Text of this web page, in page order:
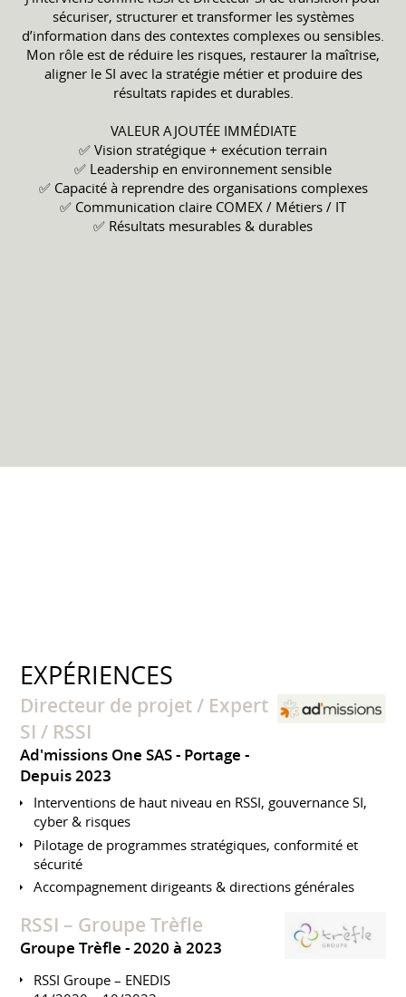
sécuriser, structurer et transformer les systèmes
d’information dans des contextes complexes ou sensibles.
Mon rôle est de réduire les risques, restaurer la maîtrise,
aligner le SI avec la stratégie métier et produire des
résultats rapides et durables.
VALEUR AJOUTÉE IMMÉDIATE
✅ Vision stratégique + exécution terrain
✅ Leadership en environnement sensible
✅ Capacité à reprendre des organisations complexes
✅ Communication claire COMEX / Métiers / IT
✅ Résultats mesurables & durables
EXPÉRIENCES
Directeur de projet / Expert
SI / RSSI
Ad'missions One SAS - Portage
Depuis 2023
Interventions de haut niveau en RSSI, gouvernance SI,
cyber & risques
Pilotage de programmes stratégiques, conformité et
sécurité
Accompagnement dirigeants & directions générales
RSSI – Groupe Trèfle
Groupe Trèfle 2020 à 2023
RSSI Groupe – ENEDIS